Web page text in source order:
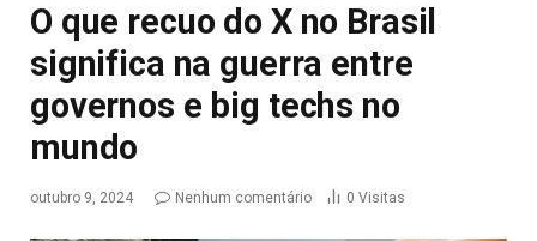
O que recuo do X no Brasil
significa na guerra entre
governos e big techs no
mundo
outubro 9, 2024 Nenhum comentário 0 Visitas